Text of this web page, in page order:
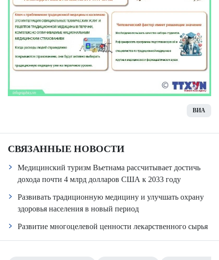
ВИА
СВЯЗАННЫЕ НОВОСТИ
Медицинский туризм Вьетнама рассчитывает достичь
дохода почти 4 млрд долларов США к 2033 году
Развивать традиционную медицину и улучшать охрану
здоровья населения в новый период
Развитие многоцелевой ценности лекарственного сырья